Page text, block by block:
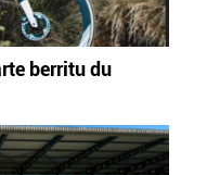
berritu du